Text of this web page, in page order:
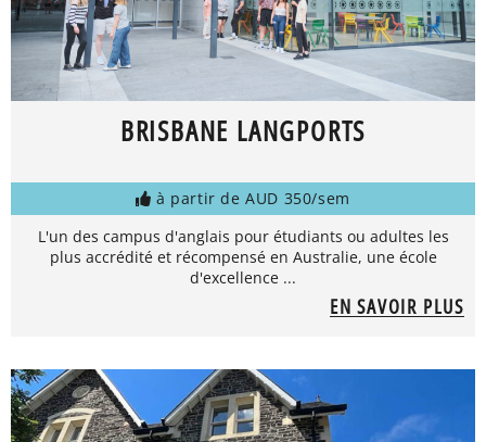
BRISBANE LANGPORTS
à partir de AUD 350/sem
L'un des campus d'anglais pour étudiants ou adultes les
plus accrédité et récompensé en Australie, une école
d'excellence ...
EN SAVOIR PLUS